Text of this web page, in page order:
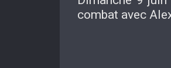
combat avec